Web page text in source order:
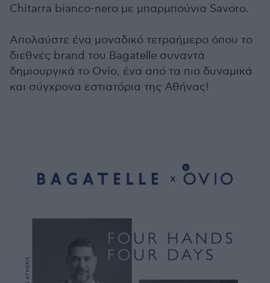
Chitarra bianco-nero με μπαρμπούνια Savoro.
Απολαύστε ένα μοναδικό τετραήμερο όπου το
διεθνές brand του Bagatelle συναντά
δημιουργικά το Ovio, ένα από τα πιο δυναμικά
και σύγχρονα εστιατόρια της Αθήνας!